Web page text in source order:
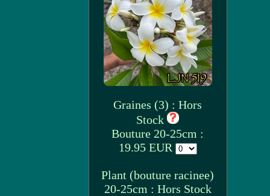
Graines (3) : Hors
Stock
Bouture 20-25cm :
19.95 EUR
Plant (bouture racinee)
20-25cm : Hors Stock